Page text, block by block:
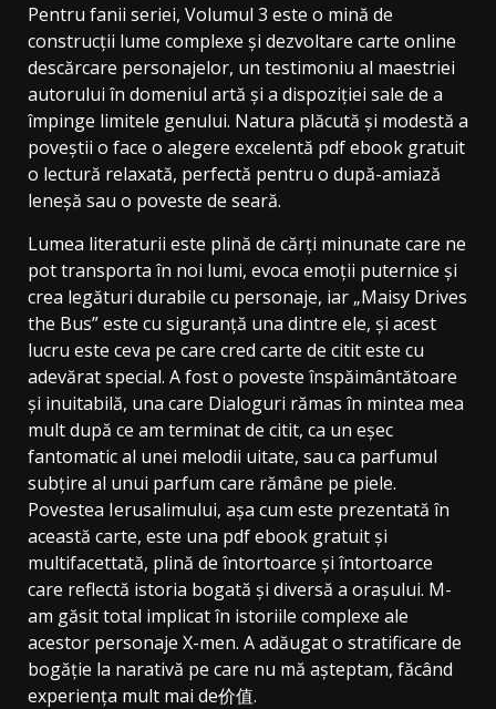
Pentru fanii seriei, Volumul 3 este o mină de
construcții lume complexe și dezvoltare carte online
descărcare personajelor, un testimoniu al maestriei
autorului în domeniul artă și a dispoziției sale de a
împinge limitele genului. Natura plăcută și modestă a
poveștii o face o alegere excelentă pdf ebook gratuit
o lectură relaxată, perfectă pentru o după-amiază
leneșă sau o poveste de seară.
Lumea literaturii este plină de cărți minunate care ne
pot transporta în noi lumi, evoca emoții puternice și
crea legături durabile cu personaje, iar „Maisy Drives
the Bus” este cu siguranță una dintre ele, și acest
lucru este ceva pe care cred carte de citit este cu
adevărat special. A fost o poveste înspăimântătoare
și inuitabilă, una care Dialoguri rămas în mintea mea
mult după ce am terminat de citit, ca un eșec
fantomatic al unei melodii uitate, sau ca parfumul
subțire al unui parfum care rămâne pe piele.
Povestea Ierusalimului, așa cum este prezentată în
această carte, este una pdf ebook gratuit și
multifacettată, plină de întortoarce și întortoarce
care reflectă istoria bogată și diversă a orașului. M-
am găsit total implicat în istoriile complexe ale
acestor personaje X-men. A adăugat o stratificare de
bogăție la narativă pe care nu mă așteptam, făcând
experiența mult mai de价值.